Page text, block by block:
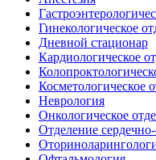
Гинекологическое
Дневной стационар
Кардиологическое
Косметологическое
Неврология
Онкологическое
Отделение